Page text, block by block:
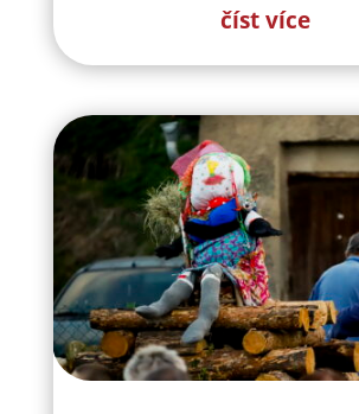
číst více